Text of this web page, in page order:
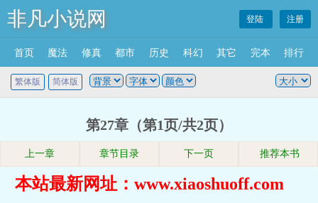
非凡小说网 登陆 注册
首页 魔法 修真 都市 历史 科幻 其它 完本 排行
繁体版 简体版
第27章（第1页/共2页）
上一章 章节目录 下一页 推荐本书
本站最新网址：www.xiaoshuoff.com